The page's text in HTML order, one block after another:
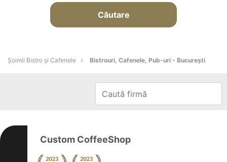
Căutare
Șoimii Bistro și Cafenele Bistrouri, Cafenele, Pub-uri - Bucureşti
Custom CoffeeShop